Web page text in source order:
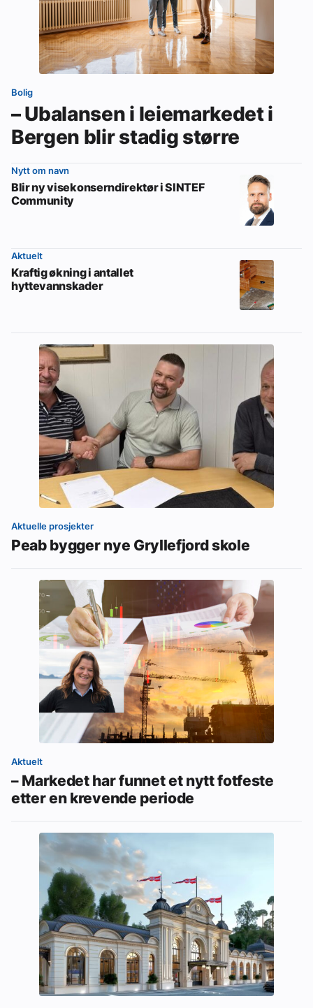
Bolig
– Ubalansen i leiemarkedet i
Bergen blir stadig større
Nytt om navn
Blir ny visekonserndirektør i SINTEF
Community
Aktuelt
Kraftig økning i antallet
hyttevannskader
Aktuelle prosjekter
Peab bygger nye Gryllefjord skole
Aktuelt
– Markedet har funnet et nytt fotfeste
etter en krevende periode